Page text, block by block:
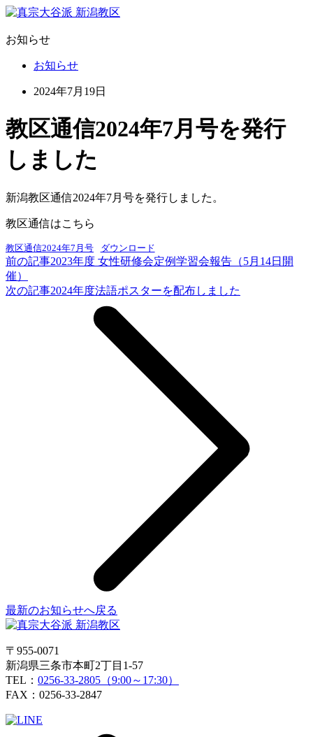
お知らせ
お知らせ
2024年7月19日
教区通信2024年7月号を発行
しました
新潟教区通信2024年7月号を発行しました。
教区通信はこちら
教区通信2024年7月号 ダウンロード
前の記事2023年度 女性研修会定例学習会報告（5月14日開
催）
次の記事2024年度法語ポスターを配布しました
最新のお知らせへ戻る
〒955-0071
新潟県三条市本町2丁目1-57
TEL： 0256-33-2805（9:00～17:30）
FAX：0256-33-2847